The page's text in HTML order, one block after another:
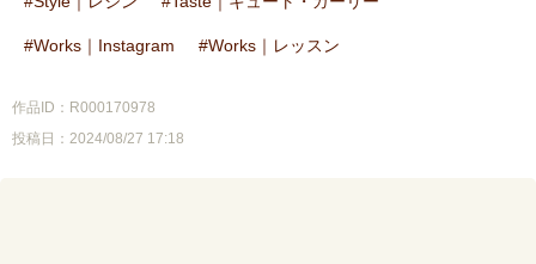
Works｜Instagram Works｜レッスン
作品ID：R000170978
投稿日：2024/08/27 17:18